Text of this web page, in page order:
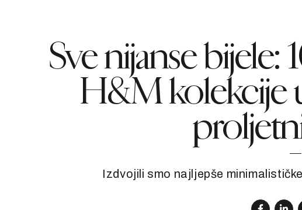
Sve nijanse bijele:
H&M kolekcije
Izdvojili smo najljepše